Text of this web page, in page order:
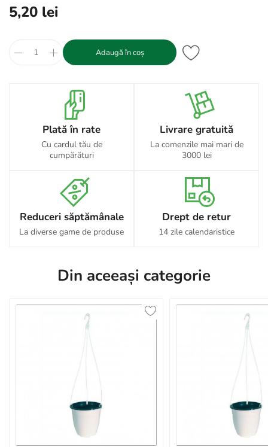
5,20 lei
Adaugă în coș
Plată în rate
Cu cardul tău de
cumpărături
Livrare gratuită
La comenzile mai mari de
3000 lei
Reduceri săptămânale
La diverse game de produse
Drept de retur
14 zile calendaristice
Din aceeași categorie